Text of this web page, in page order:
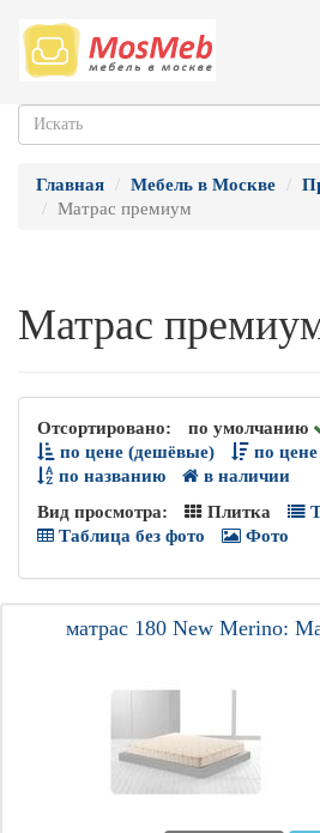
Главная Мебель в Москве
Матрас премиум
Матрас
Отсортировано:
по умолчанию
по цене (дешёвые)
по
по названию
в наличии
Вид просмотра:
Плитка
Таблица без фото
Фото
матрас 180 New Merino: